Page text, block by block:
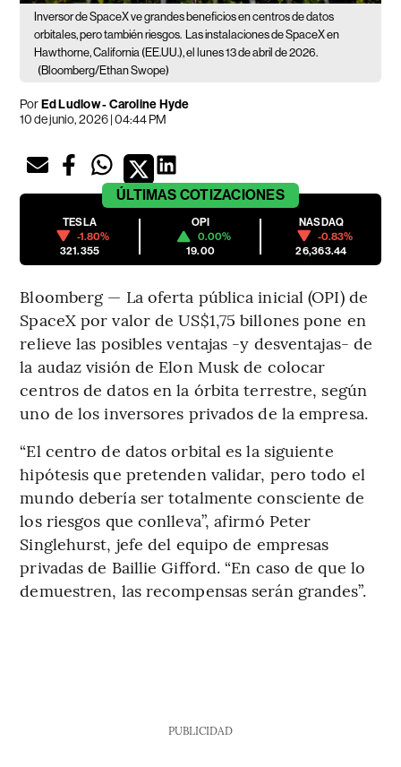
Inversor de SpaceX ve grandes beneficios en centros de datos
orbitales, pero también riesgos.
Las instalaciones de SpaceX en
Hawthorne, California (EE.UU.), el lunes 13 de abril de 2026.
(Bloomberg/Ethan Swope)
PorEd Ludlow - Caroline Hyde
10 de junio, 2026 | 04:44 PM
ÚLTIMAS COTIZACIONES
TESLA
-1.80%
321.355
OPI
0.00%
19.00
NASDAQ
-0.83%
26,363.44
Bloomberg — La oferta pública inicial (OPI) de
SpaceX por valor de US$1,75 billones pone en
relieve las posibles ventajas -y desventajas- de
la audaz visión de Elon Musk de colocar
centros de datos en la órbita terrestre, según
uno de los inversores privados de la empresa.
“El centro de datos orbital es la siguiente
hipótesis que pretenden validar, pero todo el
mundo debería ser totalmente consciente de
los riesgos que conlleva”, afirmó Peter
Singlehurst, jefe del equipo de empresas
privadas de Baillie Gifford. “En caso de que lo
demuestren, las recompensas serán grandes”.
PUBLICIDAD